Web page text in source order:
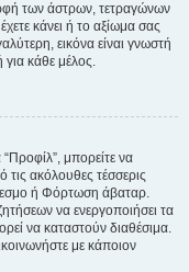
των άστρων, τετραγώνων
κάνει ή το αξίωμα σας
εικόνα είναι γνωστή
για κάθε μέλος.
μπορείτε να
ακόλουθες τέσσερις
ή Φόρτωση άβαταρ.
να ενεργοποιήσει τα
να καταστούν διαθέσιμα.
με κάποιον